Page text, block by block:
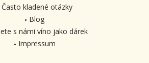
Často kladené otázky
Blog
s námi víno jako dárek
Impressum